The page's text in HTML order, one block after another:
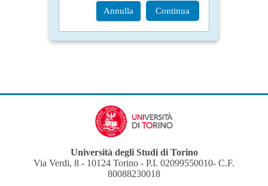
Annulla Continua
Università degli Studi di Torino
Via Verdi, 8 - 10124 Torino - P.I. 02099550010- C.F.
80088230018